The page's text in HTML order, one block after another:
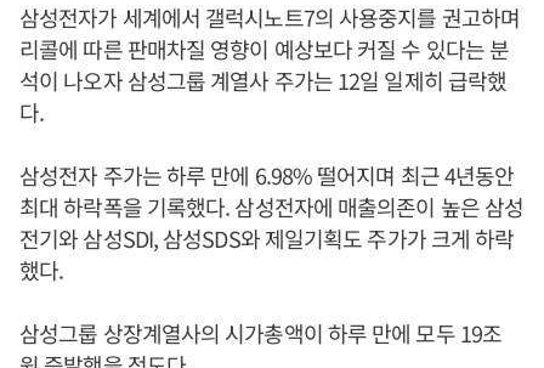
삼성전자가 세계에서 갤럭시노트7의 사용중지를 권고하며
리콜에 따른 판매차질 영향이 예상보다 커질 수 있다는 분
석이 나오자 삼성그룹 계열사 주가는 12일 일제히 급락했
다.
삼성전자 주가는 하루 만에 6.98% 떨어지며 최근 4년동안
최대 하락폭을 기록했다. 삼성전자에 매출의존이 높은 삼성
전기와 삼성SDI, 삼성SDS와 제일기획도 주가가 크게 하락
했다.
삼성그룹 상장계열사의 시가총액이 하루 만에 모두 19조